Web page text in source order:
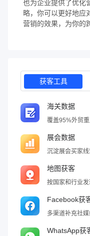
也为企业提供了优化
略，你可以更好地应
营销的效果，为你的
获客工具
海关数据
覆盖95%外贸重
展会数据
沉淀展会买家线
地图获客
按国家和行业发
Facebook获
多渠道补充社媒
WhatsApp获